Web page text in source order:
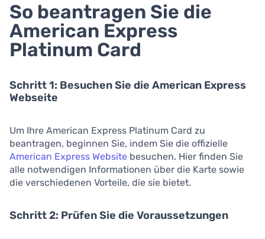
So beantragen Sie die
American Express
Platinum Card
Schritt 1: Besuchen Sie die American Express
Webseite
Um Ihre American Express Platinum Card zu
beantragen, beginnen Sie, indem Sie die offizielle
American Express Website besuchen. Hier finden Sie
alle notwendigen Informationen über die Karte sowie
die verschiedenen Vorteile, die sie bietet.
Schritt 2: Prüfen Sie die Voraussetzungen